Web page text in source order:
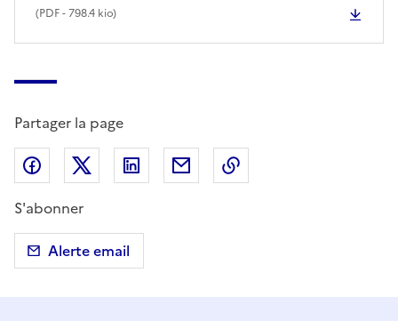
(PDF- 798.4 kio)
Partager la page
Partager sur Facebook
Partager sur X (anciennement Twitter)
Partager sur LinkedIn
Partager par email
S'abonner
Alerte email